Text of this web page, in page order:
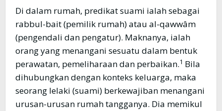
Di dalam rumah, predikat suami ialah sebagai
rabbul-bait (pemilik rumah) atau al-qawwâm
(pengendali dan pengatur). Maknanya, ialah
orang yang menangani sesuatu dalam bentuk
perawatan, pemeliharaan dan perbaikan.1 Bila
dihubungkan dengan konteks keluarga, maka
seorang lelaki (suami) berkewajiban menangani
urusan-urusan rumah tangganya. Dia memikul